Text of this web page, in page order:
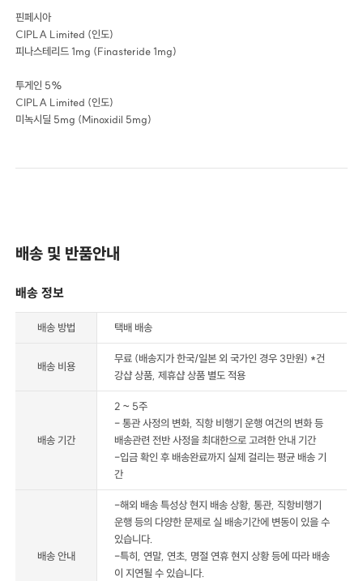
핀페시아
CIPLA Limited (인도)
피나스테리드 1mg (Finasteride 1mg)
투게인 5%
CIPLA Limited (인도)
미녹시딜 5mg (Minoxidil 5mg)
배송 및 반품안내
배송 정보
배송 방법 택배 배송
배송 비용
무료 (배송지가 한국/일본 외 국가인 경우 3만원) *건
강샵 상품, 제휴샵 상품 별도 적용
배송 기간
2 ~ 5주
- 통관 사정의 변화, 직항 비행기 운행 여건의 변화 등
배송관련 전반 사정을 최대한으로 고려한 안내 기간
-입금 확인 후 배송완료까지 실제 걸리는 평균 배송 기
간
배송 안내
-해외 배송 특성상 현지 배송 상황, 통관, 직항비행기
운행 등의 다양한 문제로 실 배송기간에 변동이 있을 수
있습니다.
-특히, 연말, 연초, 명절 연휴 현지 상황 등에 따라 배송
이 지연될 수 있습니다.